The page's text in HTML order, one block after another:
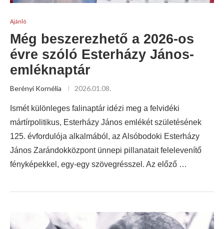
Ajánló
Még beszerezhető a 2026-os
évre szóló Esterházy János-
emléknaptár
Berényi Kornélia 2026.01.08.
Ismét különleges falinaptár idézi meg a felvidéki
mártírpolitikus, Esterházy János emlékét születésének
125. évfordulója alkalmából, az Alsóbodoki Esterházy
János Zarándokközpont ünnepi pillanatait felelevenítő
fényképekkel, egy-egy szövegrésszel. Az előző …